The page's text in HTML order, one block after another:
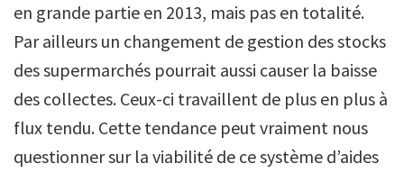
en grande partie en 2013, mais pas en totalité.
Par ailleurs un changement de gestion des stocks
des supermarchés pourrait aussi causer la baisse
des collectes. Ceux-ci travaillent de plus en plus à
flux tendu. Cette tendance peut vraiment nous
questionner sur la viabilité de ce système d’aides